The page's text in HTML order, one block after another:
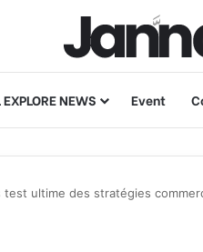
NEWS Event
test ultime des stratégies